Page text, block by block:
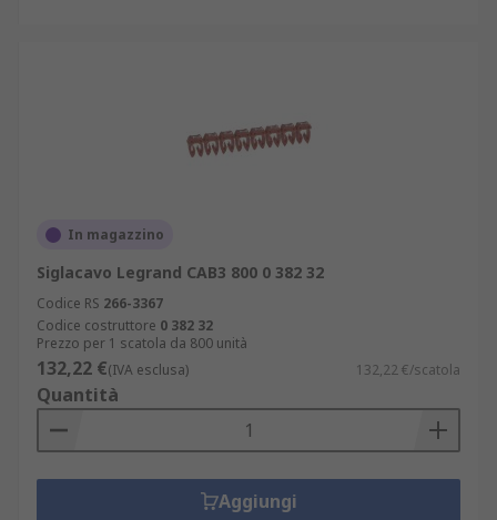
In magazzino
Siglacavo Legrand CAB3 800 0 382 32
Codice RS 266-3367
Codice costruttore 0 382 32
Prezzo per 1 scatola da 800 unità
132,22 €(IVA esclusa) 132,22 €/scatola
Quantità
Aggiungi